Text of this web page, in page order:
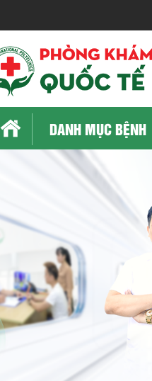
DANH MỤC BỆNH